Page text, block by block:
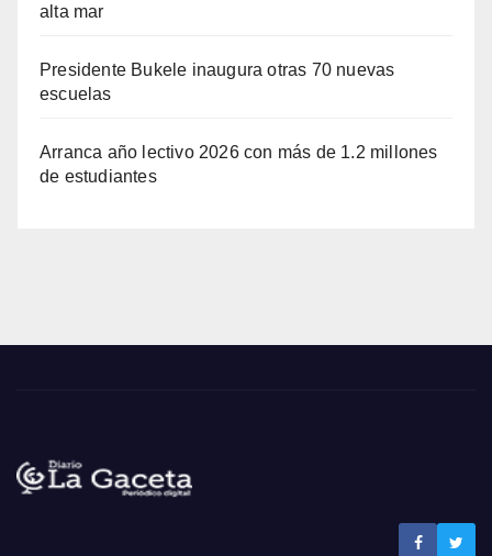
alta mar
Presidente Bukele inaugura otras 70 nuevas
escuelas
Arranca año lectivo 2026 con más de 1.2 millones
de estudiantes